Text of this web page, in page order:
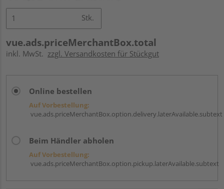
Stk.
vue.ads.priceMerchantBox.total
inkl. MwSt. zzgl. Versandkosten für Stückgut
Online bestellen
Auf Vorbestellung:
vue.ads.priceMerchantBox.option.delivery.laterAvailable.subtext
Beim Händler abholen
Auf Vorbestellung:
vue.ads.priceMerchantBox.option.pickup.laterAvailable.subtext